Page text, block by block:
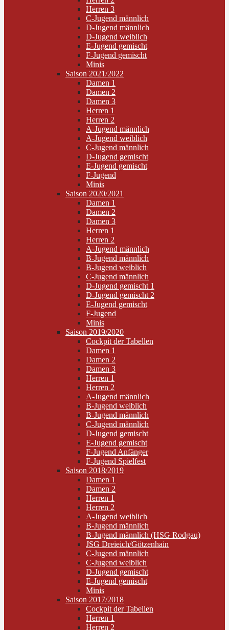
Herren 3
C-Jugend männlich
D-Jugend männlich
D-Jugend weiblich
E-Jugend gemischt
F-Jugend gemischt
Minis
Saison 2021/2022
Damen 1
Damen 2
Damen 3
Herren 1
Herren 2
A-Jugend männlich
A-Jugend weiblich
C-Jugend männlich
D-Jugend gemischt
E-Jugend gemischt
F-Jugend
Minis
Saison 2020/2021
Damen 1
Damen 2
Damen 3
Herren 1
Herren 2
A-Jugend männlich
B-Jugend männlich
B-Jugend weiblich
C-Jugend männlich
D-Jugend gemischt 1
D-Jugend gemischt 2
E-Jugend gemischt
F-Jugend
Minis
Saison 2019/2020
Cockpit der Tabellen
Damen 1
Damen 2
Damen 3
Herren 1
Herren 2
A-Jugend männlich
B-Jugend weiblich
B-Jugend männlich
C-Jugend männlich
D-Jugend gemischt
E-Jugend gemischt
F-Jugend Anfänger
F-Jugend Spielfest
Saison 2018/2019
Damen 1
Damen 2
Herren 1
Herren 2
A-Jugend weiblich
B-Jugend männlich
B-Jugend männlich (HSG Rodgau)
JSG Dreieich/Götzenhain
C-Jugend männlich
C-Jugend weiblich
D-Jugend gemischt
E-Jugend gemischt
Minis
Saison 2017/2018
Cockpit der Tabellen
Herren 1
Herren 2